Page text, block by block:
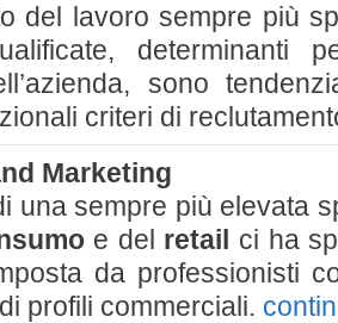
del lavoro sempre più
determinanti
sono
criteri di
Marketing
una sempre più elevata
e del retail ci ha
da professionisti
profili commerciali.